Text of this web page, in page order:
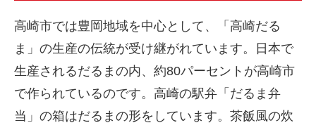
高崎市では豊岡地域を中心として、「高崎だる
ま」の生産の伝統が受け継がれています。日本で
生産されるだるまの内、約80パーセントが高崎市
で作られているのです。高崎の駅弁「だるま弁
当」の箱はだるまの形をしています。茶飯風の炊